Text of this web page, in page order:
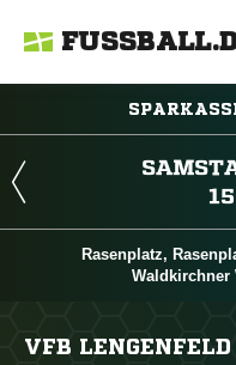
Rasenplatz,
Waldkirchner
VFB